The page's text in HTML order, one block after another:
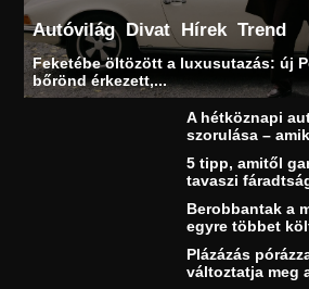
Autóvilág Divat Hírek Trend
Feketébe öltözött a luxusutazás: új
bőrönd érkezett,...
A hétköznapi
szorulása –
5 tipp, amitől
tavaszi
Berobbantak a
egyre többet
Plázázás
változtatja meg